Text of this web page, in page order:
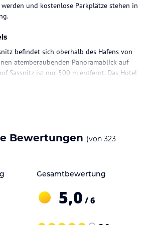
und kostenlose Parkplätze stehen in
befindet sich oberhalb des Hafens von
atemberaubenden Panoramablick auf
Sassnitz ist nur 500 m entfernt. Das Hotel
Jasmund zu erkunden, die Sie bereits
Hotel bietet komfortable Zimmer mit Sat-TV
Zimmer verfügen über einen
können Sie eine hervorragende Küche und
genießen. Das Restaurant bietet auch
Bewertungen (von 323
Gesamtbewertung
5,0 / 6